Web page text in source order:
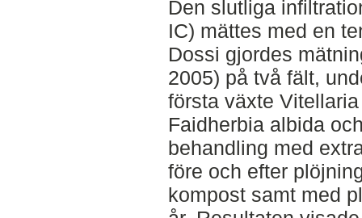
Den slutliga
IC) mättes med en
Dossi gjordes
2005) på två fält,
första växte
Faidherbia albida
behandling med
före och efter
kompost samt med